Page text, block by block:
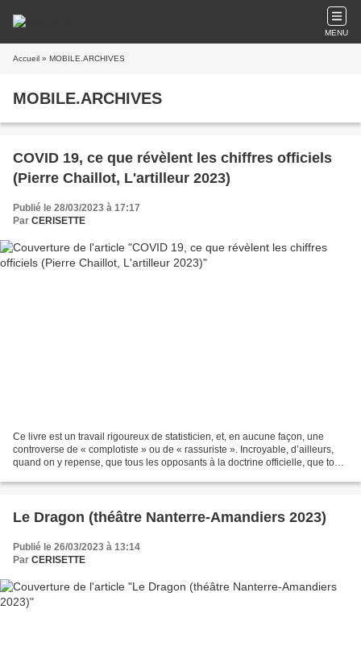
MENU
Accueil » MOBILE.ARCHIVES
MOBILE.ARCHIVES
COVID 19, ce que révèlent les chiffres officiels
(Pierre Chaillot, L'artilleur 2023)
Publié le 28/03/2023 à 17:17
Par CERISETTE
Ce livre est un travail rigoureux de statisticien, et, en aucune façon, une
controverse de « complotiste » ou de « rassuriste ». Incroyable, d’ailleurs,
quand on y repense, que tous les opposants à la doctrine officielle, que tous
Le Dragon (théâtre Nanterre-Amandiers 2023)
Publié le 26/03/2023 à 13:14
Par CERISETTE